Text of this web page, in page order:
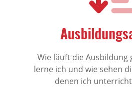
Wie läuft die Ausbildung
lerne ich und wie sehen
denen ich